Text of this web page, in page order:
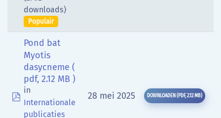
downloads)
Populair
pdf
Pond bat
Myotis
dasycneme (
pdf, 2.12 MB )
in
Internationale
publicaties
28 mei 2025 DOWNLOADEN (PDF,2.12 MB)